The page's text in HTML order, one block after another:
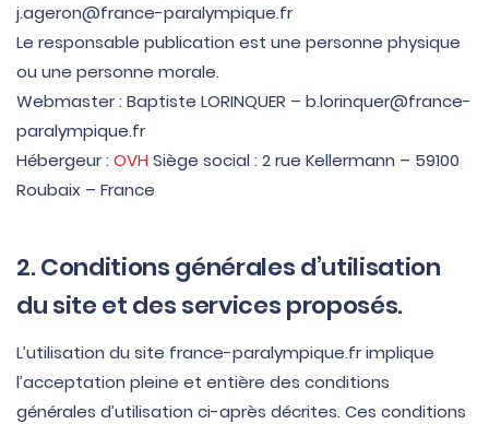
j.ageron@france-paralympique.fr
Le responsable publication est une personne physique
ou une personne morale.
Webmaster : Baptiste LORINQUER – b.lorinquer@france-
paralympique.fr
Hébergeur : OVH Siège social : 2 rue Kellermann – 59100
Roubaix – France
2. Conditions générales d’utilisation
du site et des services proposés.
L’utilisation du site france-paralympique.fr implique
l’acceptation pleine et entière des conditions
générales d’utilisation ci-après décrites. Ces conditions